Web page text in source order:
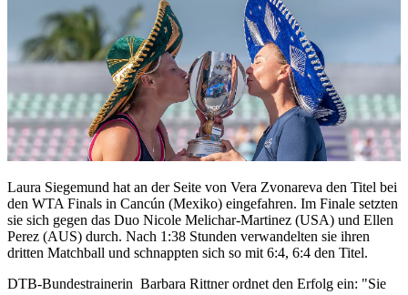
Laura Siegemund hat an der Seite von Vera Zvonareva den Titel bei
den WTA Finals in Cancún (Mexiko) eingefahren. Im Finale setzten
sie sich gegen das Duo Nicole Melichar-Martinez (USA) und Ellen
Perez (AUS) durch. Nach 1:38 Stunden verwandelten sie ihren
dritten Matchball und schnappten sich so mit 6:4, 6:4 den Titel.
DTB-Bundestrainerin Barbara Rittner ordnet den Erfolg ein: "Sie